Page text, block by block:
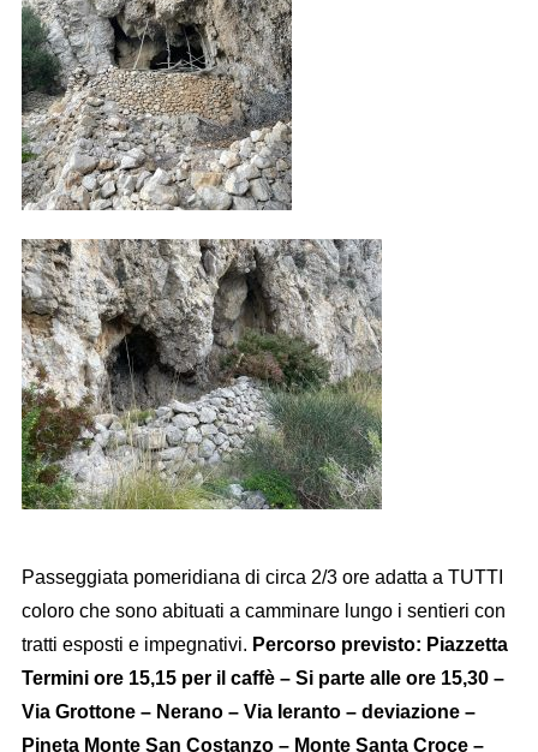
Passeggiata pomeridiana di circa 2/3 ore adatta a TUTTI
coloro che sono abituati a camminare lungo i sentieri con
tratti esposti e impegnativi. Percorso previsto: Piazzetta
Termini ore 15,15 per il caffè – Si parte alle ore 15,30 –
Via Grottone – Nerano – Via Ieranto – deviazione –
Pineta Monte San Costanzo – Monte Santa Croce –